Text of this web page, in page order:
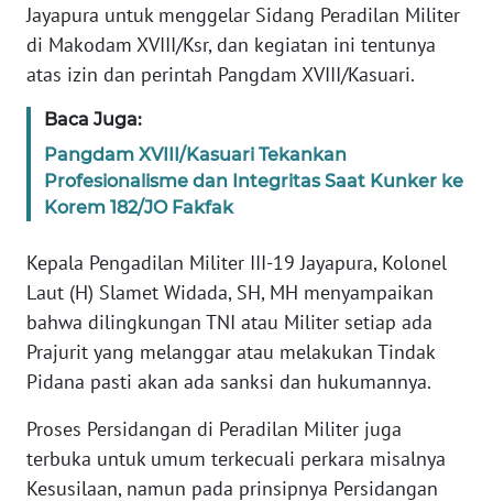
Jayapura untuk menggelar Sidang Peradilan Militer
di Makodam XVIII/Ksr, dan kegiatan ini tentunya
atas izin dan perintah Pangdam XVIII/Kasuari.
Baca Juga:
Pangdam XVIII/Kasuari Tekankan
Profesionalisme dan Integritas Saat Kunker ke
Korem 182/JO Fakfak
Kepala Pengadilan Militer III-19 Jayapura, Kolonel
Laut (H) Slamet Widada, SH, MH menyampaikan
bahwa dilingkungan TNI atau Militer setiap ada
Prajurit yang melanggar atau melakukan Tindak
Pidana pasti akan ada sanksi dan hukumannya.
Proses Persidangan di Peradilan Militer juga
terbuka untuk umum terkecuali perkara misalnya
Kesusilaan, namun pada prinsipnya Persidangan
WN
JAKARTA
WN
JABAR
WN
WN
WN
KEPRI
WN
PAPUA